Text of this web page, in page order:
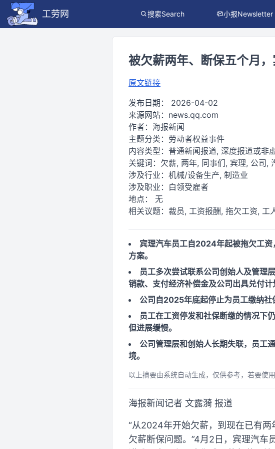
工劳网 搜索Search 小报Newsletter
被欠薪两年、断保五个月
原文链接
发布日期： 2026-04-02
来源网站： news.qq.com
作者： 海报新闻
主题分类： 劳动者权益事件
内容类型： 普通新闻报道, 深度报道或非
关键词： 欠薪, 两年, 同事们, 宾理, 公司,
涉及行业： 机械/设备生产, 制造业
涉及职业： 白领受雇者
地点： 无
相关议题： 裁员, 工资报酬, 拖欠工资, 工
宾理汽车员工自2024年起被拖欠工
方案。
员工多次尝试联系公司创始人及管理
销款、支付经济补偿金及公司出具兑付计
公司自2025年底起停止为员工缴纳
员工在工资停发和社保断缴的情况下
但进展缓慢。
公司管理层和创始人长期失联，员工
境。
以上摘要由系统自动生成，仅供参考，若要使
海报新闻记者 文露漪 报道
“从2024年开始欠薪，到现在已有
欠薪断保问题。”4月2日，宾理汽